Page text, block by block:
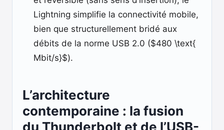
Lightning simplifie la connectivité mobile,
bien que structurellement bridé aux
débits de la norme USB 2.0 ($480 \text{
Mbit/s}$).
L’architecture
contemporaine : la fusion
du Thunderbolt et de l’USB-